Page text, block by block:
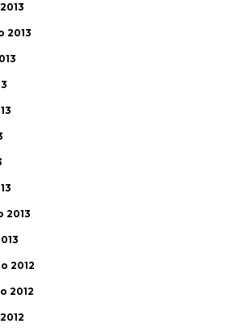
2013
2013
2012
2012